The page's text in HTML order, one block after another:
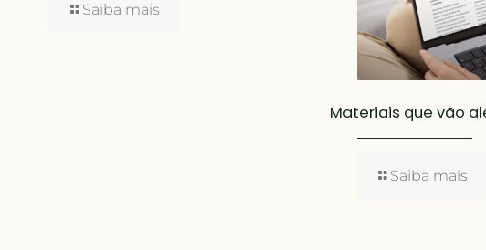
Saiba mais
Materiais que vão
Saiba mais